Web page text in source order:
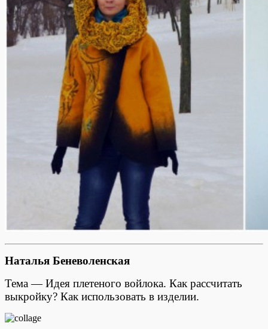
Наталья Беневоленская
Тема — Идея плетеного войлока. Как рассчитать
выкройку? Как использовать в изделии.